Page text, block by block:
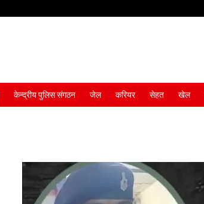
केन्द्रीय पुलिस संगठन जेल करियर सेहत खेल